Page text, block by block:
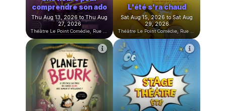
Une heure pour
comprendre son ado
Thu Aug 13, 2026 to Thu Aug
27, 2026
L'été s'ra chaud
Sat Aug 15, 2026 to Sat Aug
29, 2026